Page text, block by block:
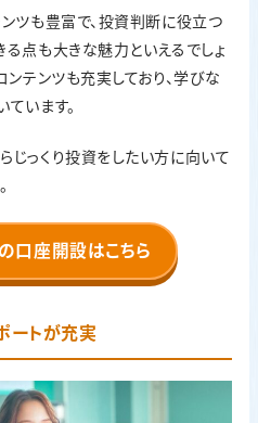
ツも豊富で、投資判断に役立つ
点も大きな魅力といえるでしょ
ンテンツも充実しており、学びな
います。
っくり投資をしたい方に向いて
口座開設はこちら
ートが充実